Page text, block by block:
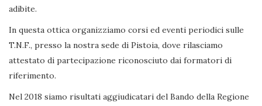
adibite.
In questa ottica organizziamo corsi ed eventi periodici sulle
T.N.F., presso la nostra sede di Pistoia, dove rilasciamo
attestato di partecipazione riconosciuto dai formatori di
riferimento.
Nel 2018 siamo risultati aggiudicatari del Bando della Regione